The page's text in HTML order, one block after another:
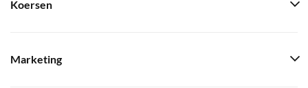
Koersen
Marketing